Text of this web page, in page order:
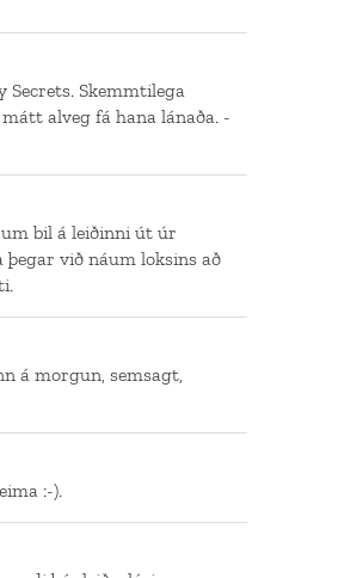
Skemmtilega
alveg fá hana lánaða. -
um bil á leiðinni út úr
við náum loksins að
á morgun, semsagt,
:-).